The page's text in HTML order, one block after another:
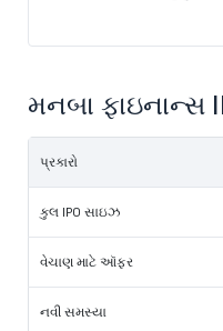
મનબા ફાઇનાન્સ
પ્રકારો
કુલ IPO સાઇઝ
વેચાણ માટે ઑફર
નવી સમસ્યા